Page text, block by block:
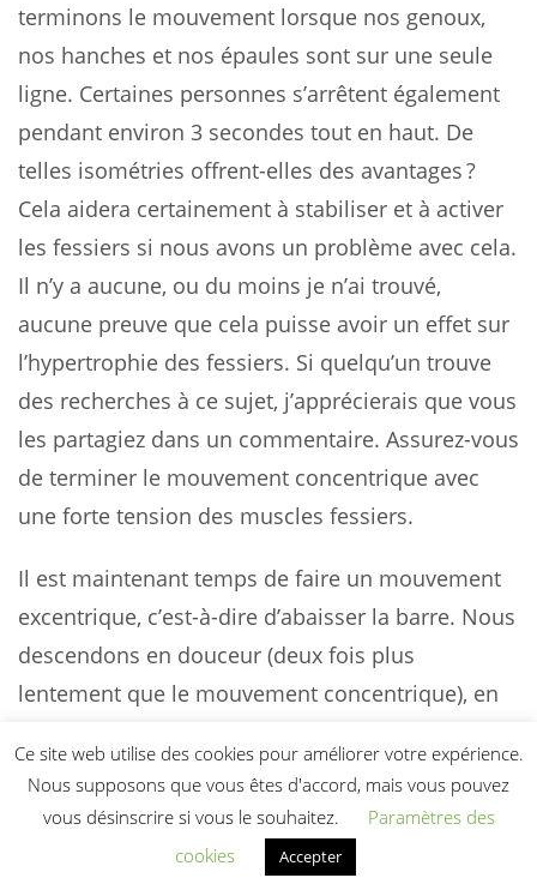
terminons le mouvement lorsque nos genoux,
nos hanches et nos épaules sont sur une seule
ligne. Certaines personnes s’arrêtent également
pendant environ 3 secondes tout en haut. De
telles isométries offrent-elles des avantages ?
Cela aidera certainement à stabiliser et à activer
les fessiers si nous avons un problème avec cela.
Il n’y a aucune, ou du moins je n’ai trouvé,
aucune preuve que cela puisse avoir un effet sur
l’hypertrophie des fessiers. Si quelqu’un trouve
des recherches à ce sujet, j’apprécierais que vous
les partagiez dans un commentaire. Assurez-vous
de terminer le mouvement concentrique avec
une forte tension des muscles fessiers.
Il est maintenant temps de faire un mouvement
excentrique, c’est-à-dire d’abaisser la barre. Nous
descendons en douceur (deux fois plus
lentement que le mouvement concentrique), en
s’abaisse le plus bas possible pour étirer au
maximum les muscles fessiers. Certaines
personnes arrêtent le poids en bas et
commencent la répétition suivante à partir d’un
Ce site web utilise des cookies pour améliorer votre expérience.
Nous supposons que vous êtes d'accord, mais vous pouvez
vous désinscrire si vous le souhaitez.
Paramètres des
cookies
Accepter